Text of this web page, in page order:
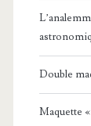
Double
Maquette